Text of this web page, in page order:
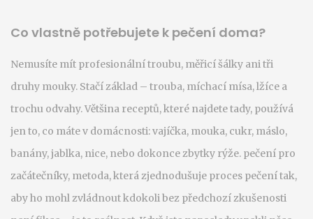
Co vlastně potřebujete k pečení doma?
Nemusíte mít profesionální troubu, měřicí šálky ani tři
druhy mouky. Stačí základ – trouba, míchací mísa, lžíce a
trochu odvahy. Většina receptů, které najdete tady, používá
jen to, co máte v domácnosti: vajíčka, mouka, cukr, máslo,
banány, jablka, nice, nebo dokonce zbytky rýže. pečení pro
začátečníky, metoda, která zjednodušuje proces pečení tak,
aby ho mohl zvládnout kdokoli bez předchozí zkušenosti